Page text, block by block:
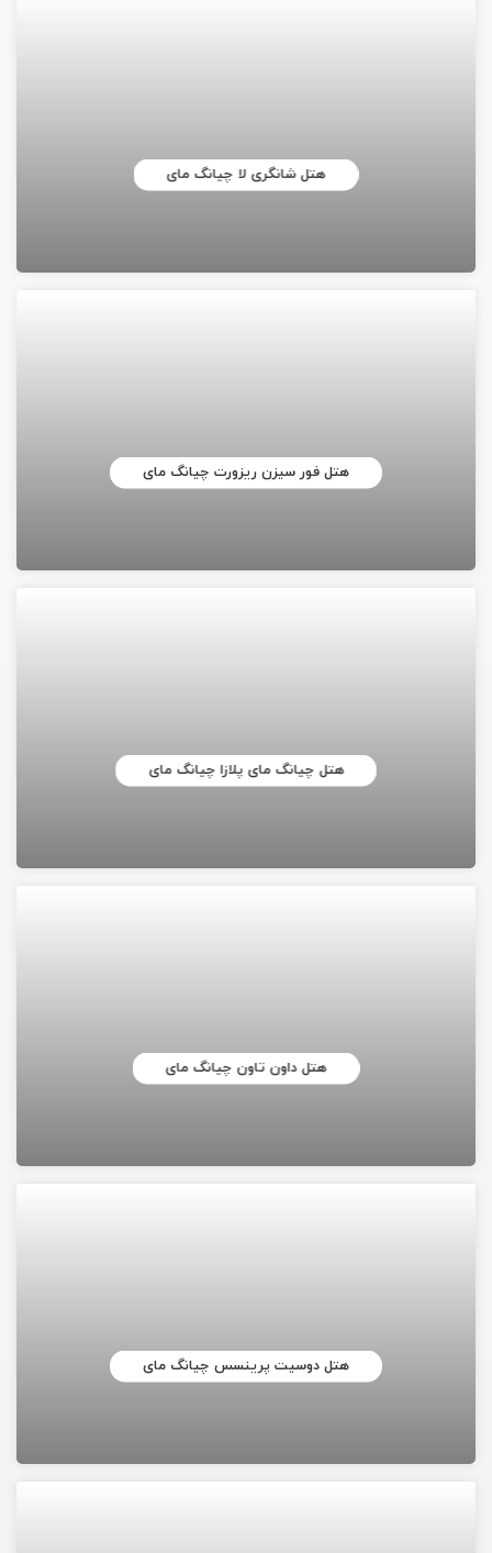
هتل شانگری لا چیانگ مای
هتل فور سیزن ریزورت چیانگ مای
هتل چیانگ مای پلازا چیانگ مای
هتل داون تاون چیانگ مای
هتل دوسیت پرینسس چیانگ مای